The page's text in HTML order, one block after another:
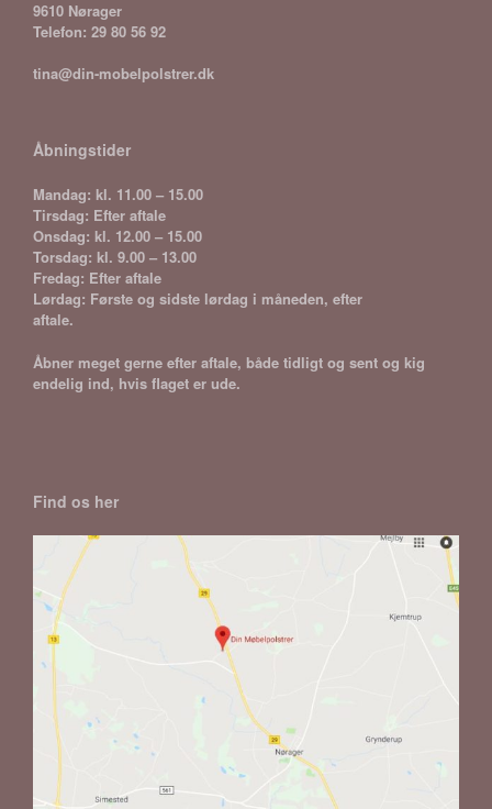
9610 Nørager
Telefon: 29 80 56 92
tina@din-mobelpolstrer.dk
Åbningstider
Mandag: kl. 11.00 – 15.00
Tirsdag: Efter aftale
Onsdag: kl. 12.00 – 15.00
Torsdag: kl. 9.00 – 13.00
Fredag: Efter aftale
Lørdag: Første og sidste lørdag i måneden, efter
aftale.
Åbner meget gerne efter aftale, både tidligt og sent og kig
endelig ind, hvis flaget er ude.
Find os her